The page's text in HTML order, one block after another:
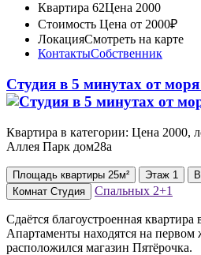
Квартира 62Цена 2000
Стоимость Цена от 2000₽
ЛокацияСмотреть на карте
КонтактыСобственник
Студия в 5 минутах от моря
Квартира в категории: Цена 2000,
Аллея Парк дом28а
Площадь квартиры 25м² Этаж 1
Комнат Студия Спальных 2+1
Сдаётся благоустроенная квартира
Апартаменты находятся на
расположился магазин Пятёрочка.